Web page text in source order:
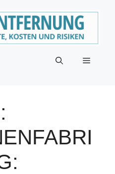
Menü